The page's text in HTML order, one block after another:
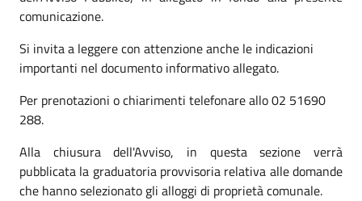
comunicazione.
Si invita a leggere con attenzione anche le indicazioni
importanti nel documento informativo allegato.
Per prenotazioni o chiarimenti telefonare allo 02 51690
288.
Alla chiusura dell'Avviso, in questa sezione verrà
pubblicata la graduatoria provvisoria relativa alle domande
che hanno selezionato gli alloggi di proprietà comunale.